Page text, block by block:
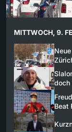
MITTWOCH, 9.
Beat